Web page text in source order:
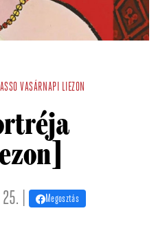
VASÁRNAPI LIEZON
| Megosztás